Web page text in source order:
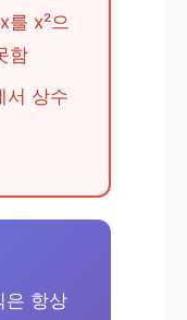
를 x²으
함
서 상수
은 항상